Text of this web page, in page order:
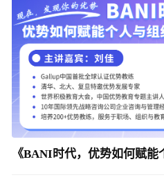
《BANI时代，优势如何赋